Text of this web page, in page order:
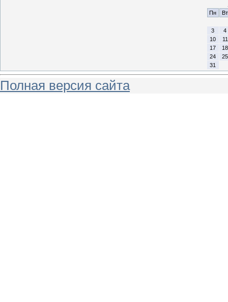
Пн
Вт
3
4
10
11
17
18
24
25
31
Полная версия сайта